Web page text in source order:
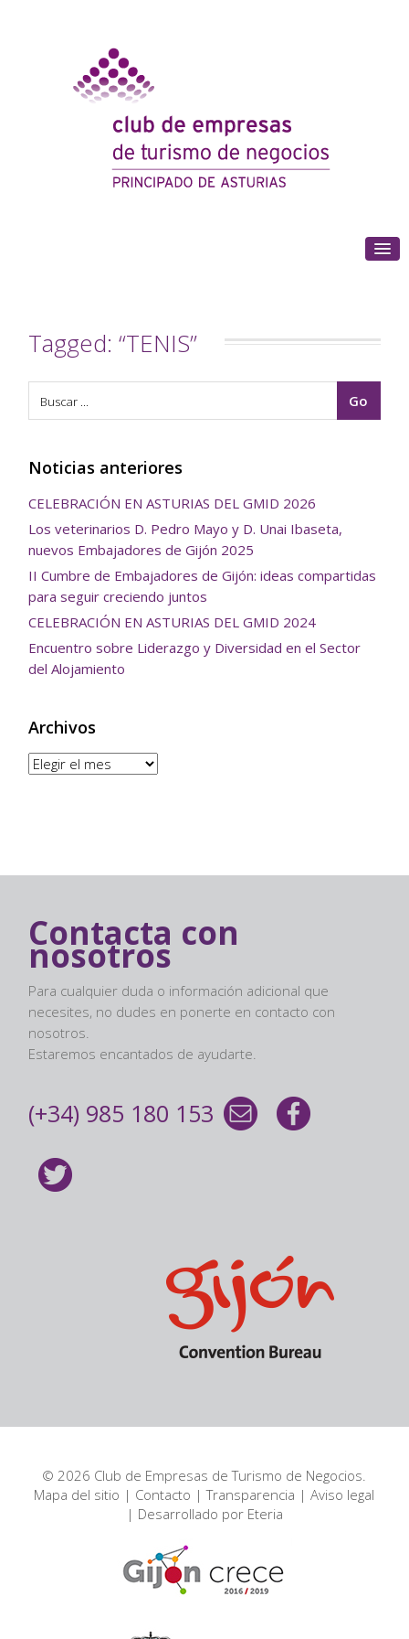
Tagged: “TENIS”
Noticias anteriores
CELEBRACIÓN EN ASTURIAS DEL GMID 2026
Los veterinarios D. Pedro Mayo y D. Unai Ibaseta,
nuevos Embajadores de Gijón 2025
II Cumbre de Embajadores de Gijón: ideas compartidas
para seguir creciendo juntos
CELEBRACIÓN EN ASTURIAS DEL GMID 2024
Encuentro sobre Liderazgo y Diversidad en el Sector
del Alojamiento
Archivos
Archivos
Contacta con
nosotros
Para cualquier duda o información adicional que
necesites, no dudes en ponerte en contacto con
nosotros.
Estaremos encantados de ayudarte.
(+34) 985 180 153
© 2026 Club de Empresas de Turismo de Negocios.
Mapa del sitio | Contacto |Transparencia |Aviso legal
| Desarrollado por Eteria